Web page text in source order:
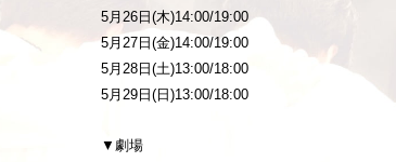
5月26日(木)14:00/19:00
5月27日(金)14:00/19:00
5月28日(土)13:00/18:00
5月29日(日)13:00/18:00
▼劇場